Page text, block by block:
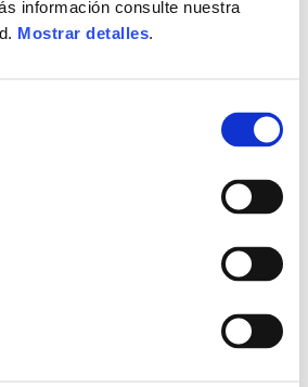
información consulte nuestra
Mostrar detalles.